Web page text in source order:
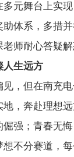
元舞台上实现
体系，多措
师耐心答疑
人生远方
，但在南充
，奔赴理想远
强；青春无
不分赛道，